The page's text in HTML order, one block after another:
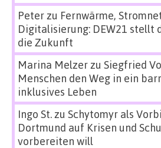
Peterzu Fernwärme,
Digitalisierung: DEW21 stellt
die Zukunft
Marina Melzerzu Siegfried
Menschen den Weg in ein
inklusives Leben
Ingo St.zu Schytomyr als
Dortmund auf Krisen und
vorbereiten will